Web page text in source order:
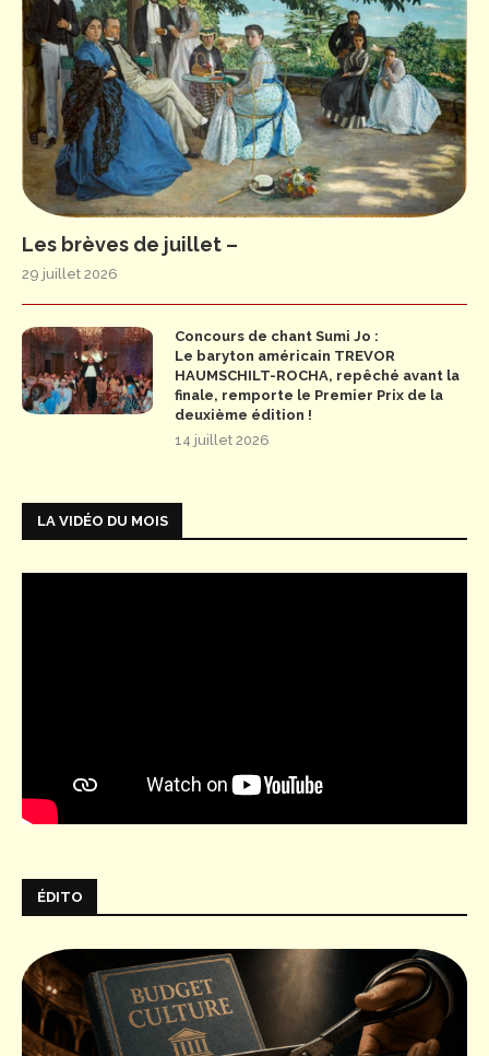
Les brèves de juillet –
29 juillet 2026
Concours de chant Sumi Jo :
Le baryton américain TREVOR
HAUMSCHILT-ROCHA, repêché avant la
finale, remporte le Premier Prix de la
deuxième édition !
14 juillet 2026
LA VIDÉO DU MOIS
ÉDITO